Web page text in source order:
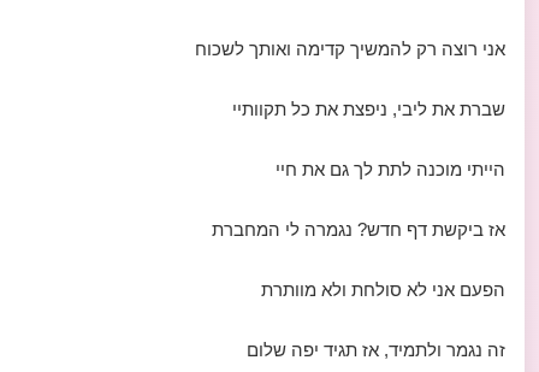
אני רוצה רק להמשיך קדימה ואותך לשכוח
שברת את ליבי, ניפצת את כל תקוותיי
הייתי מוכנה לתת לך גם את חיי
אז ביקשת דף חדש? נגמרה לי המחברת
הפעם אני לא סולחת ולא מוותרת
זה נגמר ולתמיד, אז תגיד יפה שלום